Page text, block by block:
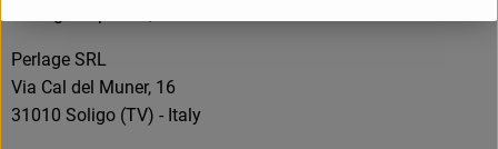
Perlage SRL
Via Cal del Muner, 16
31010 Soligo (TV) - Italy